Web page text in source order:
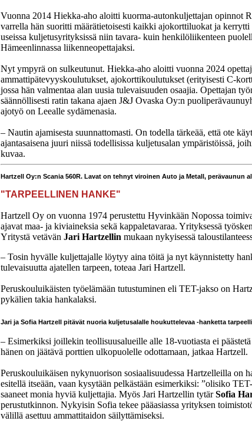
Vuonna 2014 Hiekka-aho aloitti kuorma-autonkuljettajan opinnot
varrella hän suoritti määrätietoisesti kaikki ajokorttiluokat ja kerrytti
useissa kuljetusyrityksissä niin tavara- kuin henkilöliikenteen
Hämeenlinnassa liikenneopettajaksi.
Nyt ympyrä on sulkeutunut. Hiekka-aho aloitti vuonna 2024
ammattipätevyyskoulutukset, ajokorttikoulutukset (erityisesti C-
jossa hän valmentaa alan uusia tulevaisuuden osaajia. Opettajan
säännöllisesti ratin takana ajaen J&J Ovaska Oy:n
ajotyö on Leealle sydämenasia.
– Nautin ajamisesta suunnattomasti. On todella tärkeää, että ote
ajantasaisena juuri niissä todellisissa kuljetusalan ympäristöissä,
kuvaa.
Hartzell Oy:n Scania 560R. Lavat on tehnyt viroinen Auto ja Metall, perävaunun
"TARPEELLINEN HANKE"
Hartzell Oy on vuonna 1974 perustettu Hyvinkään Nopossa
ajavat maa- ja kiviaineksia sekä kappaletavaraa. Yrityksessä
Yritystä vetävän Jari Hartzellin mukaan nykyisessä
– Tosin hyvälle kuljettajalle löytyy aina töitä ja nyt käynnistetty
tulevaisuutta ajatellen tarpeen, toteaa Jari Hartzell.
Peruskouluikäisten työelämään tutustuminen eli TET-jakso on
pykälien takia hankalaksi.
Jari ja Sofia Hartzell pitävät nuoria kuljetusalalle houkuttelevaa -hanketta
– Esimerkiksi joillekin teollisuusalueille alle 18-vuotiasta ei
hänen on jäätävä porttien ulkopuolelle odottamaan, jatkaa Hartzell.
Peruskouluikäisen nykynuorison sosiaalisuudessa Hartzelleilla on
esitellä itseään, vaan kysytään pelkästään esimerkiksi: ”olisiko
saaneet monia hyviä kuljettajia. Myös Jari Hartzellin tytärSofia
perustutkinnon. Nykyisin Sofia tekee pääasiassa yrityksen
välillä asettuu ammattitaidon säilyttämiseksi.